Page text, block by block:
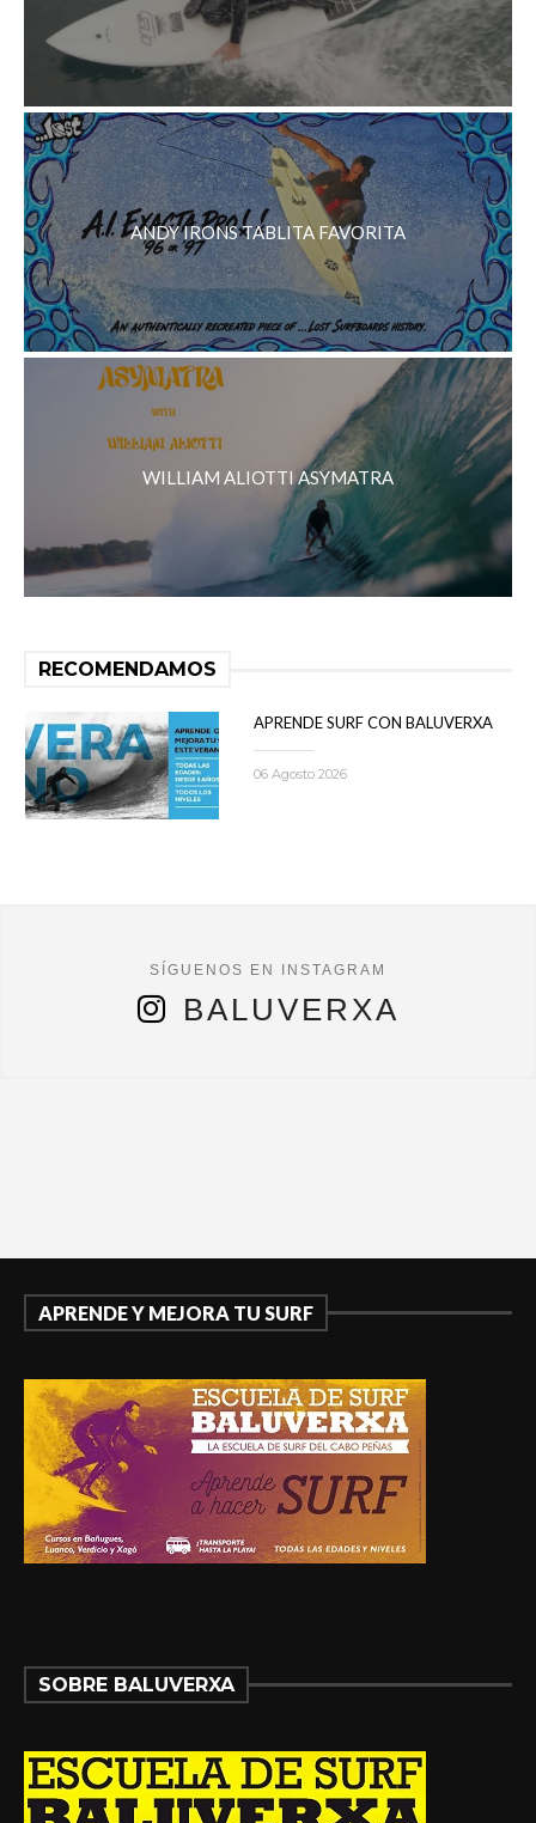
ANDY IRONS TABLITA FAVORITA
WILLIAM ALIOTTI ASYMATRA
RECOMENDAMOS
APRENDE SURF CON BALUVERXA
06 Agosto 2026
BALUVERXA
APRENDE Y MEJORA TU SURF
SOBRE BALUVERXA